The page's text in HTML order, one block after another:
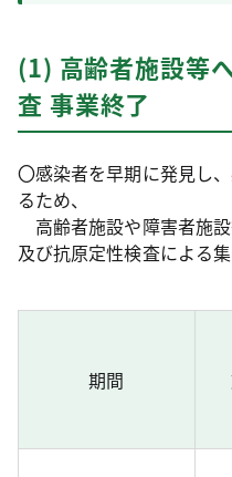
(1) 高齢者施設等
査 事業終了
〇感染者を早期に発見し
るため、
高齢者施設や障害者施
及び抗原定性検査による
期間